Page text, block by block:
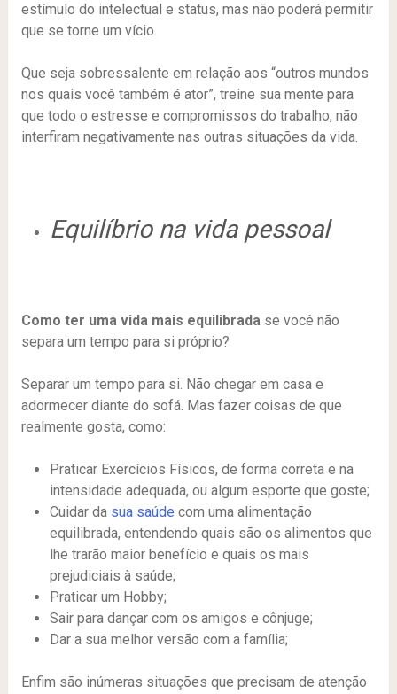
estímulo do intelectual e status, mas não poderá permitir
que se torne um vício.
Que seja sobressalente em relação aos “outros mundos
nos quais você também é ator”, treine sua mente para
que todo o estresse e compromissos do trabalho, não
interfiram negativamente nas outras situações da vida.
Equilíbrio na vida pessoal
Como ter uma vida mais equilibrada se você não
separa um tempo para si próprio?
Separar um tempo para si. Não chegar em casa e
adormecer diante do sofá. Mas fazer coisas de que
realmente gosta, como:
Praticar Exercícios Físicos, de forma correta e na
intensidade adequada, ou algum esporte que goste;
Cuidar da sua saúde com uma alimentação
equilibrada, entendendo quais são os alimentos que
lhe trarão maior benefício e quais os mais
prejudiciais à saúde;
Praticar um Hobby;
Sair para dançar com os amigos e cônjuge;
Dar a sua melhor versão com a família;
Enfim são inúmeras situações que precisam de atenção